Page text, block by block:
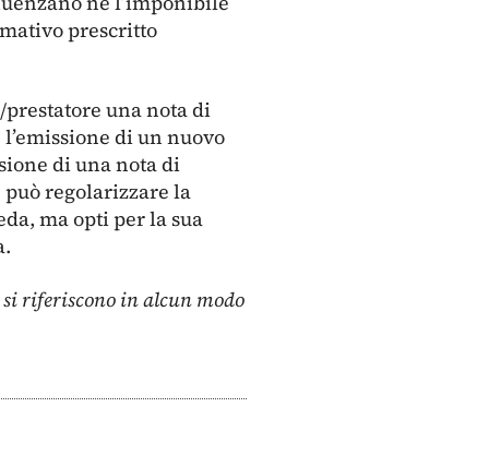
prescritto
una nota di
di un nuovo
di una nota di
regolarizzare la
ma opti per la sua
si riferiscono in alcun modo